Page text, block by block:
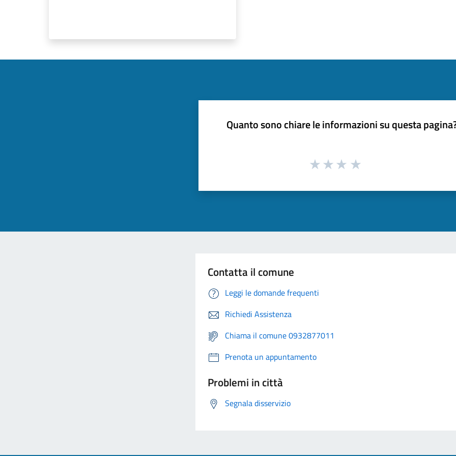
Quanto sono chiare le informazioni su questa
Contatta il comune
Leggi le domande frequenti
Richiedi Assistenza
Chiama il comune 0932877011
Prenota un appuntamento
Problemi in città
Segnala disservizio